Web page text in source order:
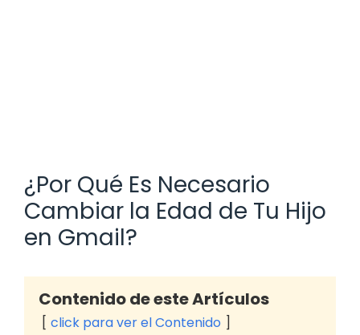
¿Por Qué Es Necesario
Cambiar la Edad de Tu Hijo
en Gmail?
Contenido de este Artículos
click para ver el Contenido